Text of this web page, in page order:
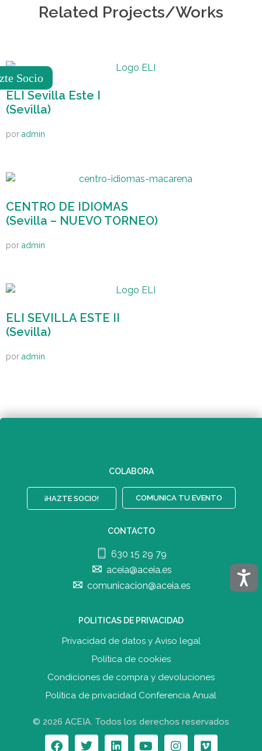
Related Projects/Works
ELI Sevilla Este I
(Sevilla)
por admin
CENTRO DE IDIOMAS
(Sevilla – NUEVO TORNEO)
por admin
ELI SEVILLA ESTE II
(Sevilla)
por admin
COLABORA
¡HAZTE SOCIO! COMUNICA TU EVENTO
CONTACTO
630 15 29 79
aceia@aceia.es
comunicacion@aceia.es
POLITICAS DE PRIVACIDAD
Privacidad de datos y Aviso legal
Política de cookies
Condiciones de compra y devoluciones
Política de privacidad Conferencia Anual
© 2026 ACEIA. Todos los derechos reservados
Socio